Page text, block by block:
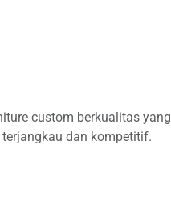
custom berkualitas yang
dan kompetitif.